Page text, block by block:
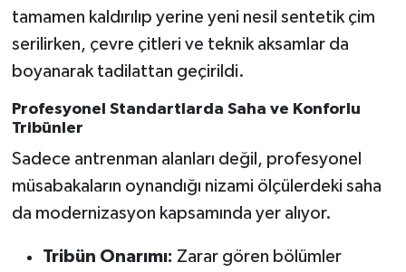
tamamen kaldırılıp yerine yeni nesil sentetik çim
serilirken, çevre çitleri ve teknik aksamlar da
boyanarak tadilattan geçirildi.
Profesyonel Standartlarda Saha ve Konforlu
Tribünler
Sadece antrenman alanları değil, profesyonel
müsabakaların oynandığı nizami ölçülerdeki saha
da modernizasyon kapsamında yer alıyor.
Tribün Onarımı: Zarar gören bölümler